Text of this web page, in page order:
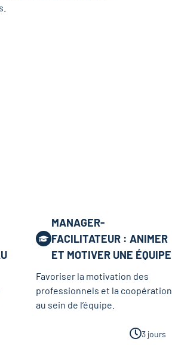
MANAGER-
FACILITATEUR : ANIMER
ET MOTIVER UNE ÉQUIPE
Favoriser la motivation des
professionnels et la coopération
au sein de l’équipe.
3 jours